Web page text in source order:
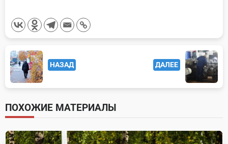
<span
class="nav-
subtitle
screen-
reader-
text">Page</span>
НАЗАД ДАЛЕЕ
ПОХОЖИЕ МАТЕРИАЛЫ